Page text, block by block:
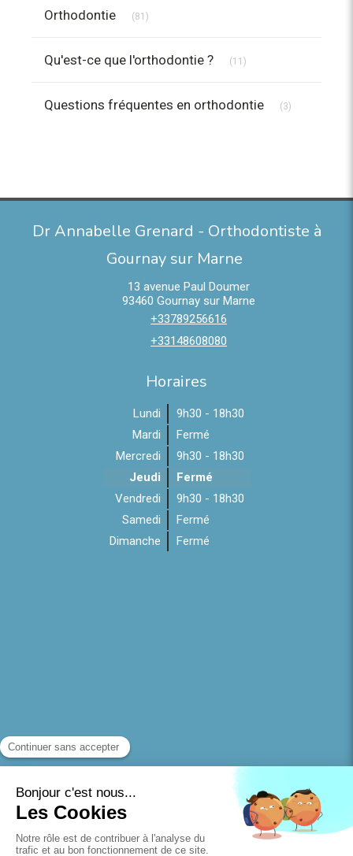
Orthodontie (81)
Qu'est-ce que l'orthodontie ? (11)
Questions fréquentes en orthodontie (3)
Dr Annabelle Grenard - Orthodontiste à
Gournay sur Marne
13 avenue Paul Doumer
93460 Gournay sur Marne
+33789256616
+33148608080
Horaires
Lundi
9h30 - 18h30
Mardi
Fermé
Mercredi
9h30 - 18h30
Jeudi
Fermé
Vendredi
9h30 - 18h30
Samedi
Fermé
Dimanche
Fermé
Politique de confidentialité et charte cookie
Conditions Générales Utilisation